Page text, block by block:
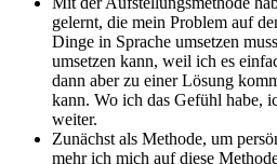
gelernt, die mein Problem auf
Dinge in Sprache umsetzen
umsetzen kann, weil ich es
dann aber zu einer Lösung
kann. Wo ich das Gefühl habe,
weiter.
Zunächst als Methode, um
mehr ich mich auf diese